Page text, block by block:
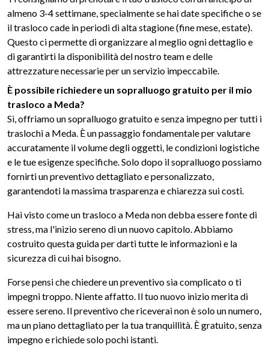
almeno 3-4 settimane, specialmente se hai date specifiche o se
il trasloco cade in periodi di alta stagione (fine mese, estate).
Questo ci permette di organizzare al meglio ogni dettaglio e
di garantirti la disponibilità del nostro team e delle
attrezzature necessarie per un servizio impeccabile.
È possibile richiedere un sopralluogo gratuito per il mio
trasloco a Meda?
Sì, offriamo un sopralluogo gratuito e senza impegno per tutti i
traslochi a Meda. È un passaggio fondamentale per valutare
accuratamente il volume degli oggetti, le condizioni logistiche
e le tue esigenze specifiche. Solo dopo il sopralluogo possiamo
fornirti un preventivo dettagliato e personalizzato,
garantendoti la massima trasparenza e chiarezza sui costi.
Hai visto come un trasloco a Meda non debba essere fonte di
stress, ma l'inizio sereno di un nuovo capitolo. Abbiamo
costruito questa guida per darti tutte le informazioni e la
sicurezza di cui hai bisogno.
Forse pensi che chiedere un preventivo sia complicato o ti
impegni troppo. Niente affatto. Il tuo nuovo inizio merita di
essere sereno. Il preventivo che riceverai non è solo un numero,
ma un piano dettagliato per la tua tranquillità. È gratuito, senza
impegno e richiede solo pochi istanti.